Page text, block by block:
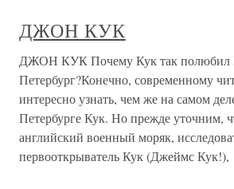
ДЖОН КУК
ДЖОН КУК Почему Кук так полюбил
Петербург?Конечно, современному
интересно узнать, чем же на самом
Петербурге Кук. Но прежде уточним,
английский военный моряк,
первооткрыватель Кук (Джеймс Кук!),